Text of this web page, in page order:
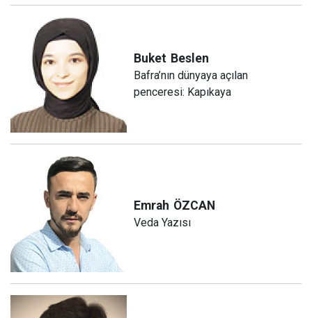
Buket Beslen
Bafra’nın dünyaya açılan
penceresi: Kapıkaya
Emrah ÖZCAN
Veda Yazısı